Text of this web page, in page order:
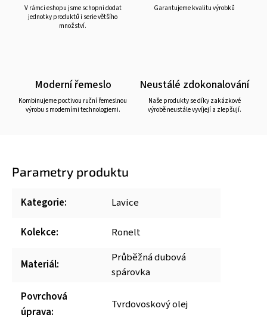
V rámci eshopu jsme schopni dodat
jednotky produktů i serie většího
množství.
Garantujeme kvalitu výrobků
Moderní řemeslo
Kombinujeme poctivou ruční řemeslnou
výrobu s moderními technologiemi.
Neustálé zdokonalování
Naše produkty se díky zakázkové
výrobě neustále vyvíjejí a zlepšují.
Parametry produktu
Kategorie: Lavice
Kolekce: Ronelt
Materiál:
Průběžná dubová
spárovka
Povrchová
úprava:
Tvrdovoskový olej